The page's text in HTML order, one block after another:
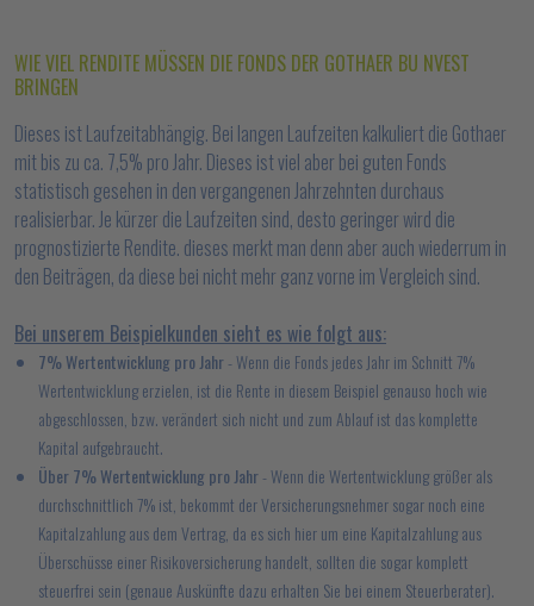
WIE VIEL RENDITE MÜSSEN DIE FONDS DER GOTHAER BU NVEST
BRINGEN
Dieses ist Laufzeitabhängig. Bei langen Laufzeiten kalkuliert die Gothaer
mit bis zu ca. 7,5% pro Jahr. Dieses ist viel aber bei guten Fonds
statistisch gesehen in den vergangenen Jahrzehnten durchaus
realisierbar. Je kürzer die Laufzeiten sind, desto geringer wird die
prognostizierte Rendite. dieses merkt man denn aber auch wiederrum in
den Beiträgen, da diese bei nicht mehr ganz vorne im Vergleich sind.
Bei unserem Beispielkunden sieht es wie folgt aus:
7% Wertentwicklung pro Jahr- Wenn die Fonds jedes Jahr im Schnitt 7%
Wertentwicklung erzielen, ist die Rente in diesem Beispiel genauso hoch wie
abgeschlossen, bzw. verändert sich nicht und zum Ablauf ist das komplette
Kapital aufgebraucht.
Über 7% Wertentwicklung pro Jahr- Wenn die Wertentwicklung größer als
durchschnittlich 7% ist, bekommt der Versicherungsnehmer sogar noch eine
Kapitalzahlung aus dem Vertrag, da es sich hier um eine Kapitalzahlung aus
Überschüsse einer Risikoversicherung handelt, sollten die sogar komplett
steuerfrei sein (genaue Auskünfte dazu erhalten Sie bei einem Steuerberater).